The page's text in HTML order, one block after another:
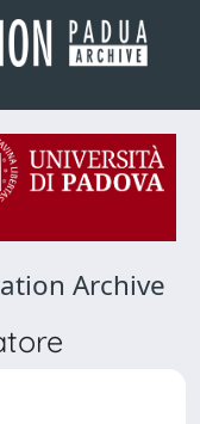
Archive